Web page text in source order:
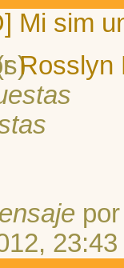
Mi sim
Rosslyn
23:43